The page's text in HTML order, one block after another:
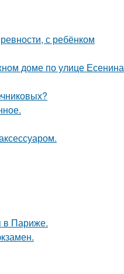
с ребёнком
доме по улице
в Париже.